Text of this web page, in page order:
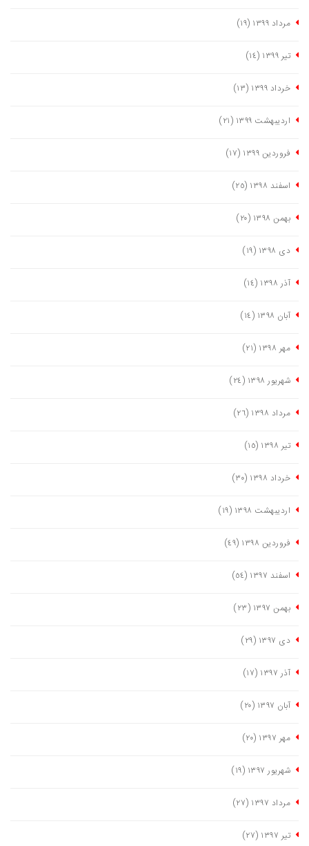
مرداد ١٣٩٩ (١٩)
تیر ١٣٩٩ (١٤)
خرداد ١٣٩٩ (١٣)
اردیبهشت ١٣٩٩ (٢١)
فروردین ١٣٩٩ (١٧)
اسفند ١٣٩٨ (٢٥)
بهمن ١٣٩٨ (٢٠)
دی ١٣٩٨ (١٩)
آذر ١٣٩٨ (١٤)
آبان ١٣٩٨ (١٤)
مهر ١٣٩٨ (٢١)
شهریور ١٣٩٨ (٢٤)
مرداد ١٣٩٨ (٢٦)
تیر ١٣٩٨ (١٥)
خرداد ١٣٩٨ (٣٠)
اردیبهشت ١٣٩٨ (١٩)
فروردین ١٣٩٨ (٤٩)
اسفند ١٣٩٧ (٥٤)
بهمن ١٣٩٧ (٢٣)
دی ١٣٩٧ (٢٩)
آذر ١٣٩٧ (١٧)
آبان ١٣٩٧ (٢٠)
مهر ١٣٩٧ (٢٠)
شهریور ١٣٩٧ (١٩)
مرداد ١٣٩٧ (٢٧)
تیر ١٣٩٧ (٢٧)